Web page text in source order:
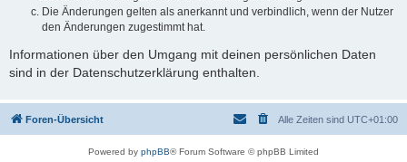
Die Änderungen gelten als anerkannt und verbindlich, wenn der Nutzer
den Änderungen zugestimmt hat.
Informationen über den Umgang mit deinen persönlichen Daten
sind in der Datenschutzerklärung enthalten.
Foren-Übersicht Alle Zeiten sind UTC+01:00
Powered by phpBB® Forum Software © phpBB Limited